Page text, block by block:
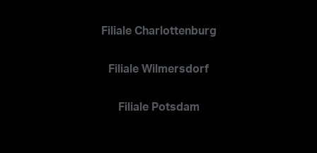
Filiale Charlottenburg
Filiale Wilmersdorf
Filiale Potsdam